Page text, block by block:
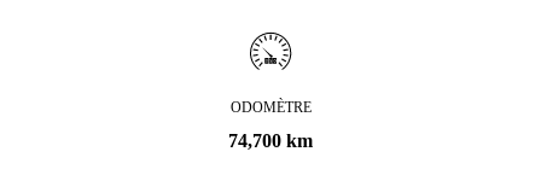
ODOMÈTRE
74,700 km